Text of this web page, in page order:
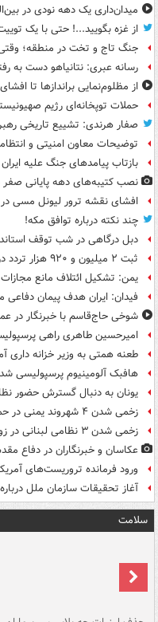
میدان‌داری یک دهه نودی در
از غزه بگویید...! حتی با یک
جنگ تاج و تخت در منطقه؛ وقتی
رسانه عبری: نتانیاهو دست به
از مظلوم‌نمایی براندازها تا
حملات توپخانه‌ای رژیم
صفار هرندی: تشییع تاریخی
توضیحات معاون امنیتی و
بازتاب پیامدهای جنگ علیه
نصب کتیبه‌های دهه پایانی صفر
افشای نقشه ترور لیونل مسی در
چند نکته درباره توافق مکه!
دبل درگاهی در شب توقف
ثبت ۲ میلیون و ۹۲۰ هزار تردد در مرز مهران طی ایام اربعین
یمن: تشکیل ائتلاف مانع
فیدان: ایران هدف پیمان
شوخی حاج‌قاسم با خبرنگار در
امیرحسین طاهری راهی
طعنه همتی به وزیر خزانه داری
هافبک آلومینیوم پرسپولیسی شد
یونان به دنبال گسترش حضور
زخمی شدن ۴ شهروند یمنی در حمله مزدوران سعودی
زخمی شدن ۳ نظامی لبنانی در زوطر غربی
عکاسان و خبرنگاران در دفاع
ورود فرمانده تروریست‌های
آغاز تحقیقات سازمان ملل
سلامت